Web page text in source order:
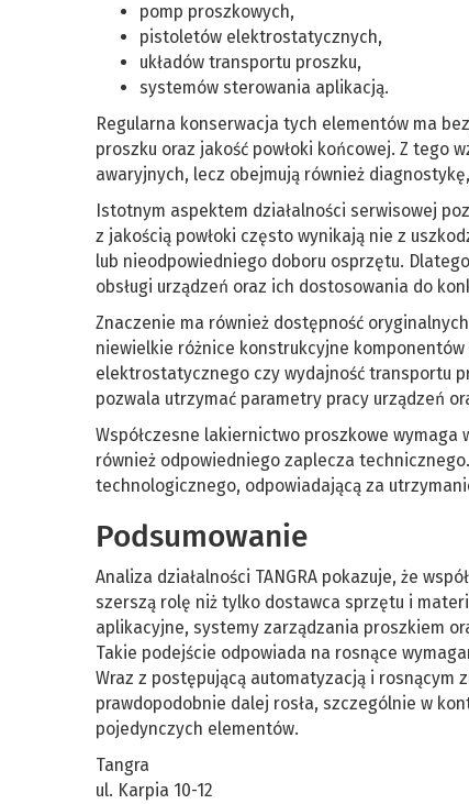
pomp proszkowych,
pistoletów elektrostatycznych,
układów transportu proszku,
systemów sterowania aplikacją.
Regularna konserwacja tych elementów ma
proszku oraz jakość powłoki końcowej. Z tego
awaryjnych, lecz obejmują również
Istotnym aspektem działalności serwisowej
z jakością powłoki często wynikają nie z
lub nieodpowiedniego doboru osprzętu.
obsługi urządzeń oraz ich dostosowania do
Znaczenie ma również dostępność
niewielkie różnice konstrukcyjne
elektrostatycznego czy wydajność transportu
pozwala utrzymać parametry pracy urządzeń
Współczesne lakiernictwo proszkowe
również odpowiedniego zaplecza
technologicznego, odpowiadającą za
Podsumowanie
Analiza działalności TANGRA pokazuje, że
szerszą rolę niż tylko dostawca sprzętu i
aplikacyjne, systemy zarządzania proszkiem
Takie podejście odpowiada na rosnące
Wraz z postępującą automatyzacją i
prawdopodobnie dalej rosła, szczególnie w
pojedynczych elementów.
Tangra
ul. Karpia 10-12